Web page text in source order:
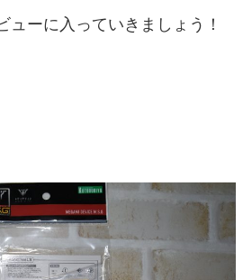
ューに入っていきましょう！